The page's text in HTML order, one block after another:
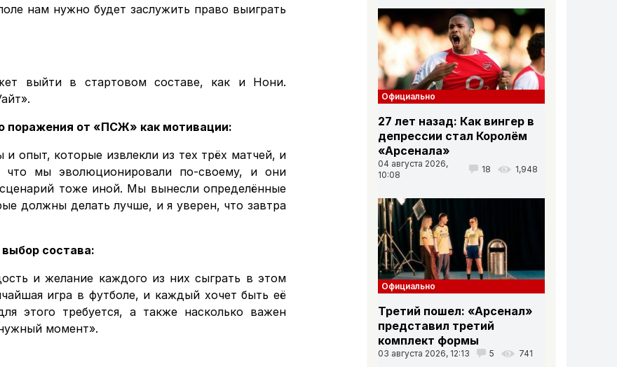
нам нужно будет заслужить право выиграть
выйти в стартовом составе, как и Нони.
поражения от «ПСЖ» как мотивации:
опыт, которые извлекли из тех трёх матчей, и
мы эволюционировали по-своему, и они
тоже иной. Мы вынесли определённые
должны делать лучше, и я уверен, что завтра
состава:
и желание каждого из них сыграть в этом
игра в футболе, и каждый хочет быть её
этого требуется, а также насколько важен
момент».
Официально
27 лет назад: Как вингер в
депрессии стал Королём
«Арсенала»
04 августа 2026,
10:08
18 1,948
Официально
Третий пошел: «Арсенал»
представил третий
комплект формы
03 августа 2026, 12:13 5 741